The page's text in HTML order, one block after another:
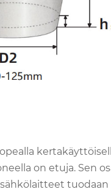
on etuja. Sen
sähkölaitteet